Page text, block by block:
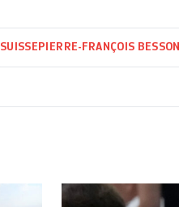
SUISSE PIERRE-FRANÇOIS BESSON